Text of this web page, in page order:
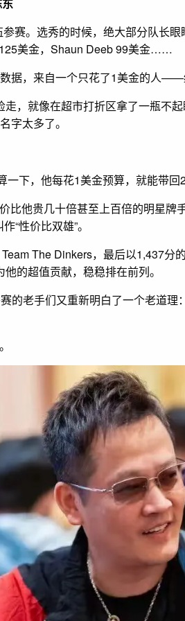
赛。选秀的时候，绝大部分队长
美金，Shaun Deeb 99美金……
据，来自一个只花了1美金的人——
，就像在超市打折区拿了一瓶不
字太多了。
一下，他每花1美金预算，就能带
比他贵几十倍甚至上百倍的明星牌
“性价比双雄”。
The Dinkers，最后以1,437分
的超值贡献，稳稳排在前列。
的老手们又重新明白了一个老道